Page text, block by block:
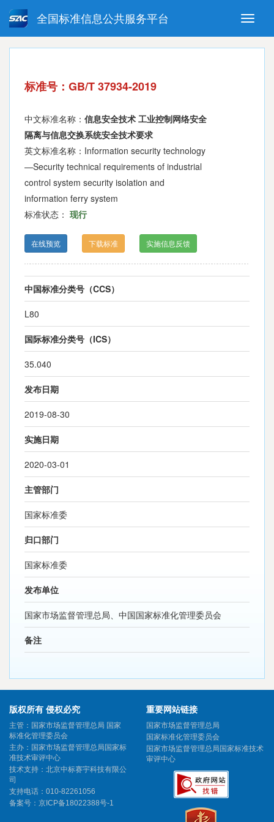
Toggle
全国标准信息公共服务平台
强制性国家标准 推荐性国家标准
指导性技术文件 (National standards in foreign
标准号：GB/T 37934-2019
中文标准名称： 信息安全技术 工业控制网络安全
隔离与信息交换系统安全技术要求
英文标准名称：Information security technology
—Security technical requirements of industrial
control system security isolation and
information ferry system
标准状态： 现行
在线预览 下载标准 实施信息反馈
中国标准分类号（CCS）
L80
国际标准分类号（ICS）
35.040
发布日期
2019-08-30
实施日期
2020-03-01
主管部门
国家标准委
归口部门
国家标准委
发布单位
国家市场监督管理总局、中国国家标准化管理委员会
备注
版权所有 侵权必究
主管：国家市场监督管理总局 国家
标准化管理委员会
主办：国家市场监督管理总局国家标
准技术审评中心
技术支持：北京中标赛宇科技有限公
司
支持电话：010-82261056
备案号： 京ICP备18022388号-1
重要网站链接
国家市场监督管理总局
国家标准化管理委员会
国家市场监督管理总局国家标准技术
审评中心